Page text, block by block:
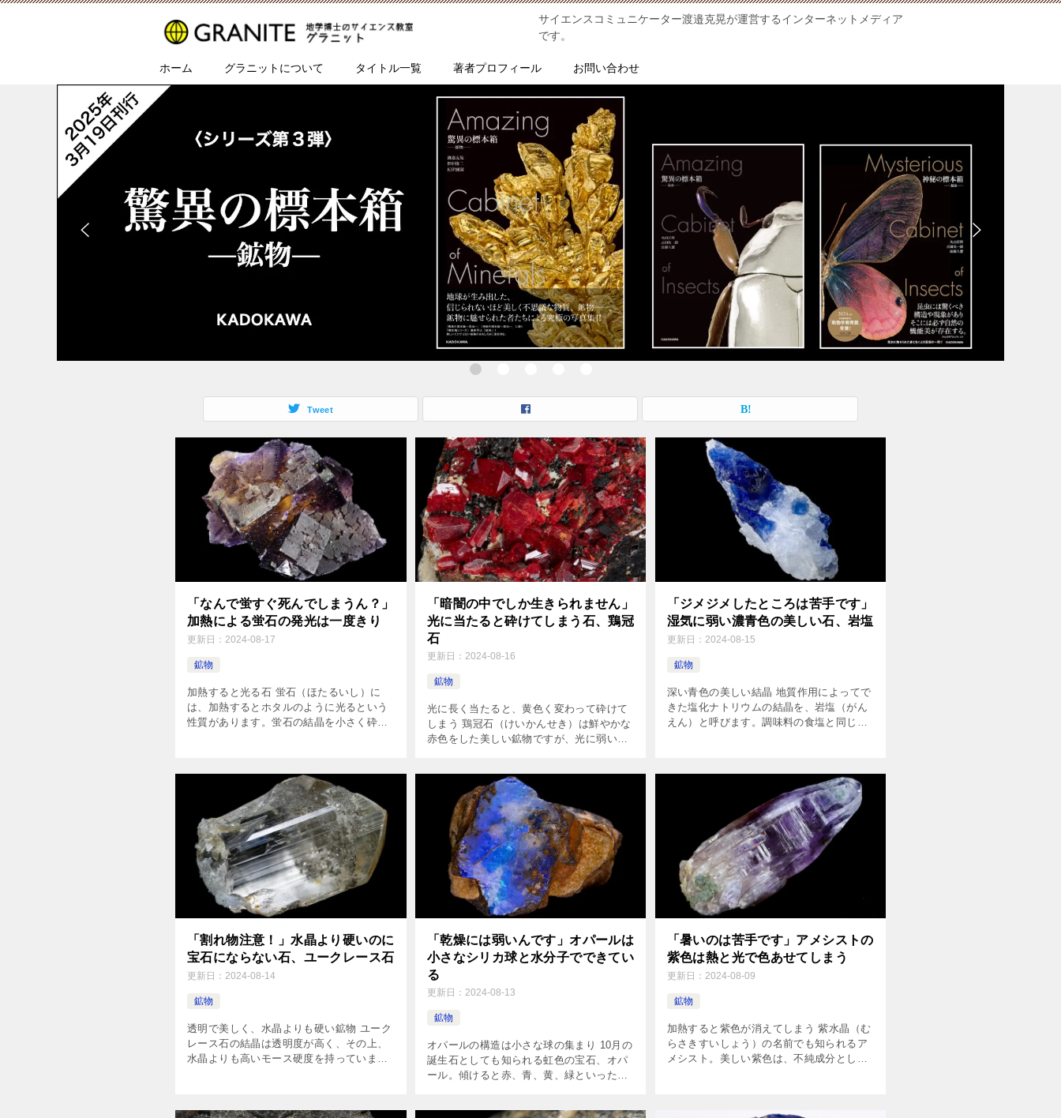
サイエンスコミュニケーター渡邉克晃が運営するインターネットメディア
です。
ホーム グラニットについて タイトル一覧 著者プロフィール お問い合わせ
Tweet
「なんで蛍すぐ死んでしまうん？」
加熱による蛍石の発光は一度きり
更新日： 2024-08-17
鉱物
加熱すると光る石 蛍石（ほたるいし）に
は、加熱するとホタルのように光るという
性質があります。蛍石の結晶を小さく砕い
「暗闇の中でしか生きられません」
光に当たると砕けてしまう石、鶏冠
石
更新日： 2024-08-16
鉱物
光に長く当たると、黄色く変わって砕けて
しまう 鶏冠石（けいかんせき）は鮮やかな
赤色をした美しい鉱物ですが、光に弱いと
な黄色い塊に変わっていってし […]
「ジメジメしたところは苦手です」
湿気に弱い濃青色の美しい石、岩塩
更新日： 2024-08-15
鉱物
深い青色の美しい結晶 地質作用によってで
きた塩化ナトリウムの結晶を、岩塩（がん
えん）と呼びます。調味料の食塩と同じ成
「割れ物注意！」水晶より硬いのに
宝石にならない石、ユークレース石
更新日： 2024-08-14
鉱物
透明で美しく、水晶よりも硬い鉱物 ユーク
レース石の結晶は透明度が高く、その上、
水晶よりも高いモース硬度を持っていま
「乾燥には弱いんです」オパールは
小さなシリカ球と水分子でできてい
る
更新日： 2024-08-13
鉱物
オパールの構造は小さな球の集まり 10月の
誕生石としても知られる虹色の宝石、オパ
ール。傾けると赤、青、黄、緑といった
「暑いのは苦手です」アメシストの
紫色は熱と光で色あせてしまう
更新日： 2024-08-09
鉱物
加熱すると紫色が消えてしまう 紫水晶（む
らさきすいしょう）の名前でも知られるア
メシスト。美しい紫色は、不純成分として